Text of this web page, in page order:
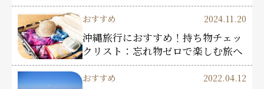
おすすめ 2024.11.20
沖縄旅行におすすめ！持ち物チェッ
クリスト：忘れ物ゼロで楽しむ旅へ
おすすめ 2022.04.12